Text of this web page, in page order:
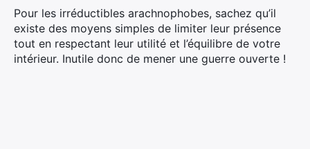
Pour les irréductibles arachnophobes, sachez qu’il
existe des moyens simples de limiter leur présence
tout en respectant leur utilité et l’équilibre de votre
intérieur. Inutile donc de mener une guerre ouverte !